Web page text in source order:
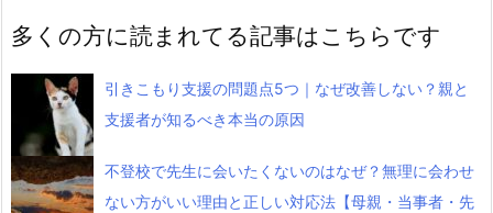
多くの方に読まれてる記事はこちらです
引きこもり支援の問題点5つ｜なぜ改善しない？親と
支援者が知るべき本当の原因
不登校で先生に会いたくないのはなぜ？無理に会わせ
ない方がいい理由と正しい対応法【母親・当事者・先